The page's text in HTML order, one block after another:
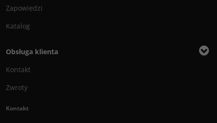
Zapowiedzi
Katalog
Obsługa klienta
Kontakt
Zwroty
Kontakt